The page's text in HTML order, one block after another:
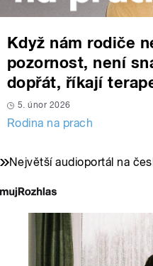
Když nám rodiče
pozornost, není
dopřát, říkají
5. únor 2026
Rodina na prach
Největší audioportál na